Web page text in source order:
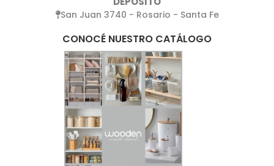
San Juan 3740 - Rosario - Santa Fe
CONOCÉ NUESTRO CATÁLOGO